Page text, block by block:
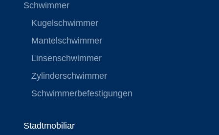
Schwimmer
Kugelschwimmer
Mantelschwimmer
Linsenschwimmer
Zylinderschwimmer
Schwimmerbefestigungen
Stadtmobiliar